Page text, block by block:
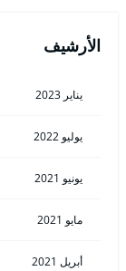
الأرشيف
يناير 2023
يوليو 2022
يونيو 2021
مايو 2021
أبريل 2021